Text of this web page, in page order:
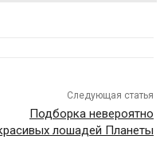
Следующая статья
Подборка невероятно
лошадей Планеты